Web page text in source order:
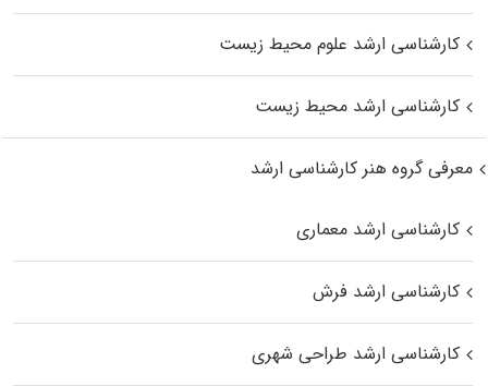
کارشناسی ارشد علوم محیط‌ زیست
کارشناسی ارشد محیط زیست
معرفی گروه هنر کارشناسی ارشد
کارشناسی ارشد معماری
کارشناسی ارشد فرش
کارشناسی ارشد طراحی شهری